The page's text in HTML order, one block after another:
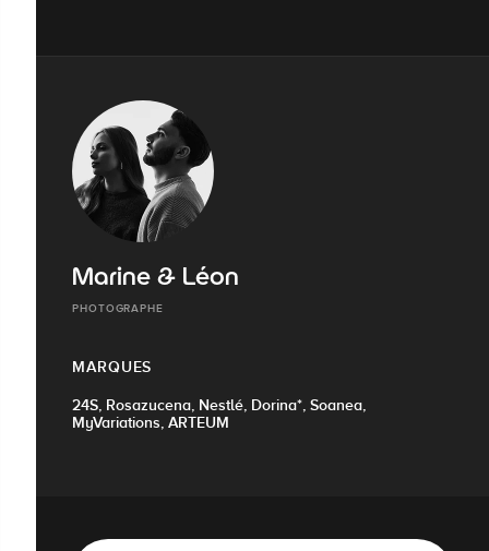
Marine & Léon
PHOTOGRAPHE
MARQUES
24S, Rosazucena, Nestlé, Dorina*, Soanea,
MyVariations, ARTEUM